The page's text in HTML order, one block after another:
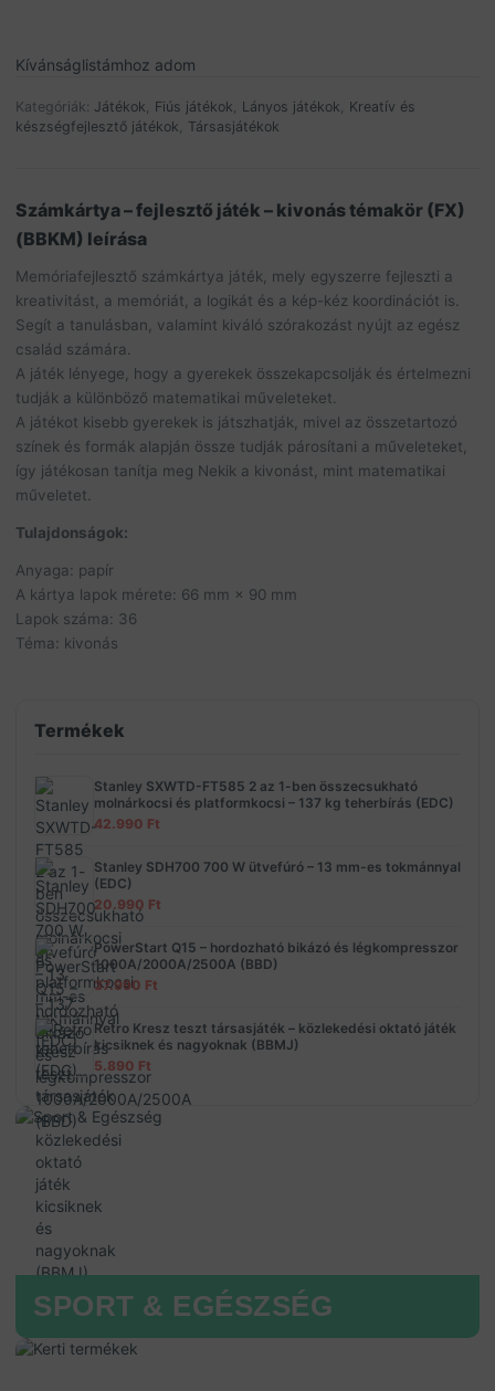
Kívánságlistámhoz adom
Kategóriák: Játékok, Fiús játékok, Lányos játékok, Kreatív és
készségfejlesztő játékok, Társasjátékok
Számkártya – fejlesztő játék – kivonás témakör (FX)
(BBKM) leírása
Memóriafejlesztő számkártya játék, mely egyszerre fejleszti a
kreativitást, a memóriát, a logikát és a kép-kéz koordinációt is.
Segít a tanulásban, valamint kiváló szórakozást nyújt az egész
család számára.
A játék lényege, hogy a gyerekek összekapcsolják és értelmezni
tudják a különböző matematikai műveleteket.
A játékot kisebb gyerekek is játszhatják, mivel az összetartozó
színek és formák alapján össze tudják párosítani a műveleteket,
így játékosan tanítja meg Nekik a kivonást, mint matematikai
műveletet.
Tulajdonságok:
Anyaga: papír
A kártya lapok mérete: 66 mm × 90 mm
Lapok száma: 36
Téma: kivonás
Termékek
Stanley SXWTD-FT585 2 az 1-ben összecsukható
molnárkocsi és platformkocsi – 137 kg teherbírás (EDC)
42.990 Ft
Stanley SDH700 700 W ütvefúró – 13 mm-es tokmánnyal
(EDC)
20.990 Ft
PowerStart Q15 – hordozható bikázó és légkompresszor
1000A/2000A/2500A (BBD)
37.990 Ft
Retro Kresz teszt társasjáték – közlekedési oktató játék
kicsiknek és nagyoknak (BBMJ)
5.890 Ft
SPORT & EGÉSZSÉG